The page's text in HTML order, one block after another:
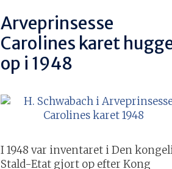
Arveprinsesse
Carolines karet
op i 1948
I 1948 var inventaret i Den
Stald-Etat gjort op efter Kong